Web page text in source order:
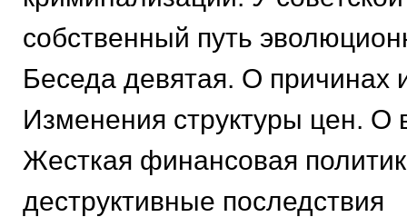
собственный путь
Беседа девятая. О причинах
Изменения структуры цен. О
Жесткая финансовая
деструктивные последствия